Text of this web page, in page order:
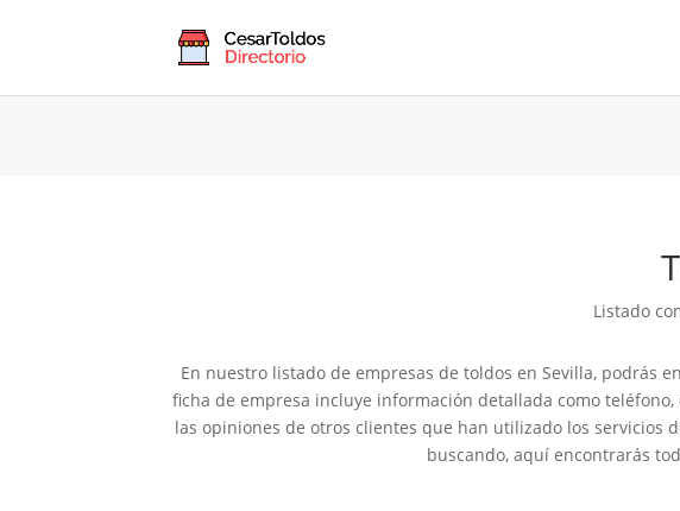
Listado
En nuestro listado de empresas de toldos en Sevilla, podrás
ficha de empresa incluye información detallada como
las opiniones de otros clientes que han utilizado los servicios
buscando, aquí encontrarás